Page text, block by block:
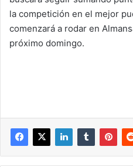
la competición en el mejor
comenzará a rodar en
próximo domingo.